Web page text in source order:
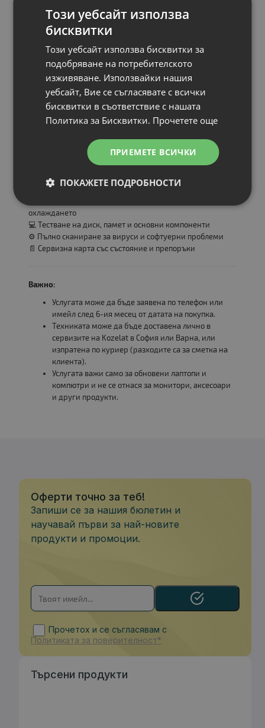
13.00 €
25.43 лв.
поколението на процесора и изискванията на Microsoft.
Всеки клиент, закупил лаптоп или компютър в рамките
диагностика и профилактика, която включва:
охлаждането
💻 Тестване на диск, памет и основни компоненти
⚙️ Пълно сканиране за вируси и софтуерни проблеми
📄 Сервизна карта със състояние и препоръки
Важно:
Услугата може да бъде заявена по телефон или
имейл след 6-ия месец от датата на покупка.
Техниката може да бъде доставена лично в
сервизите на Kozelat в София или Варна, или
изпратена по куриер (разходите са за сметка на
клиента).
Услугата важи само за обновени лаптопи и
компютри и не се отнася за монитори, аксесоари
и други продукти.
Оферти точно за теб!
Запиши се за нашия бюлетин и
научавай първи за най-новите
продукти и промоции.
Прочетох и се съгласявам с
Политиката за поверителност*
Търсени продукти
Този уебсайт използва
бисквитки
Този уебсайт използва бисквитки за
подобряване на потребителското
изживяване. Използвайки нашия
уебсайт, Вие се съгласявате с всички
бисквитки в съответствие с нашата
Политика за Бисквитки. Прочетете още
ПРИЕМЕТЕ ВСИЧКИ
ПОКАЖЕТЕ ПОДРОБНОСТИ